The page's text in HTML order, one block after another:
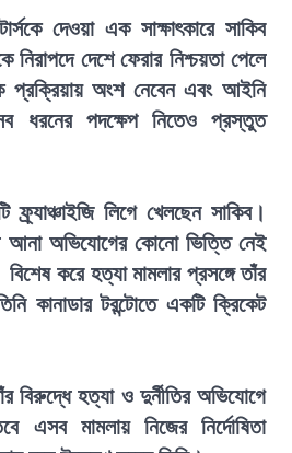
দেওয়া এক সাক্ষাৎকারে সাকিব
নিরাপদে দেশে ফেরার নিশ্চয়তা পেলে
প্রক্রিয়ায় অংশ নেবেন এবং আইনি
ধরনের পদক্ষেপ নিতেও প্রস্তুত
ফ্র্যাঞ্চাইজি লিগে খেলছেন সাকিব।
আনা অভিযোগের কোনো ভিত্তি নেই
করে হত্যা মামলার প্রসঙ্গে তাঁর
কানাডার টরন্টোতে একটি ক্রিকেট
বিরুদ্ধে হত্যা ও দুর্নীতির অভিযোগে
এসব মামলায় নিজের নির্দোষিতা